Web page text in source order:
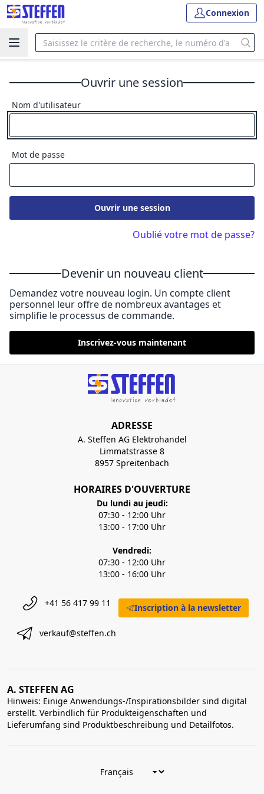
Connexion
Ouvrir une session
Nom d'utilisateur
Mot de passe
Ouvrir une session
Oublié votre mot de passe?
Devenir un nouveau client
Demandez votre nouveau login. Un compte client
personnel leur offre de nombreux avantages et
simplifie le processus de commande.
Inscrivez-vous maintenant
ADRESSE
A. Steffen AG Elektrohandel
Limmatstrasse 8
8957 Spreitenbach
HORAIRES D'OUVERTURE
Du lundi au jeudi:
07:30 - 12:00 Uhr
13:00 - 17:00 Uhr
Vendredi:
07:30 - 12:00 Uhr
13:00 - 16:00 Uhr
+41 56 417 99 11
verkauf@steffen.ch
Inscription à la newsletter
A. STEFFEN AG
Hinweis: Einige Anwendungs-/Inspirationsbilder sind digital
erstellt. Verbindlich für Produkteigenschaften und
Lieferumfang sind Produktbeschreibung und Detailfotos.